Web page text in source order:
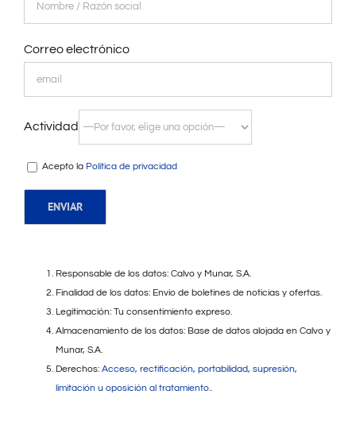
Correo electrónico
Actividad
Acepto la Política de privacidad
Responsable de los datos: Calvo y Munar, S.A.
Finalidad de los datos: Envío de boletines de noticias y ofertas.
Legitimación: Tu consentimiento expreso.
Almacenamiento de los datos: Base de datos alojada en Calvo y
Munar, S.A.
Derechos: Acceso, rectificación, portabilidad, supresión,
limitación u oposición al tratamiento..